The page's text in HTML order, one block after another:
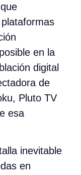
en la
digital
de
Pluto TV
esa
inevitable
en